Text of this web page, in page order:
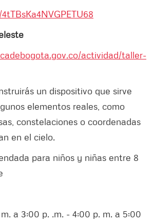
actividad/taller-
un dispositivo que sirve
elementos reales, como
constelaciones o coordenadas
en el cielo.
para niños y niñas entre 8
a 3:00 p. .m. - 4:00 p. m. a 5:00